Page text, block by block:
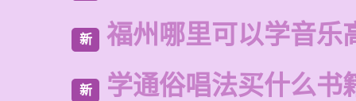
新 福州哪里可以学音乐
新 学通俗唱法买什么书